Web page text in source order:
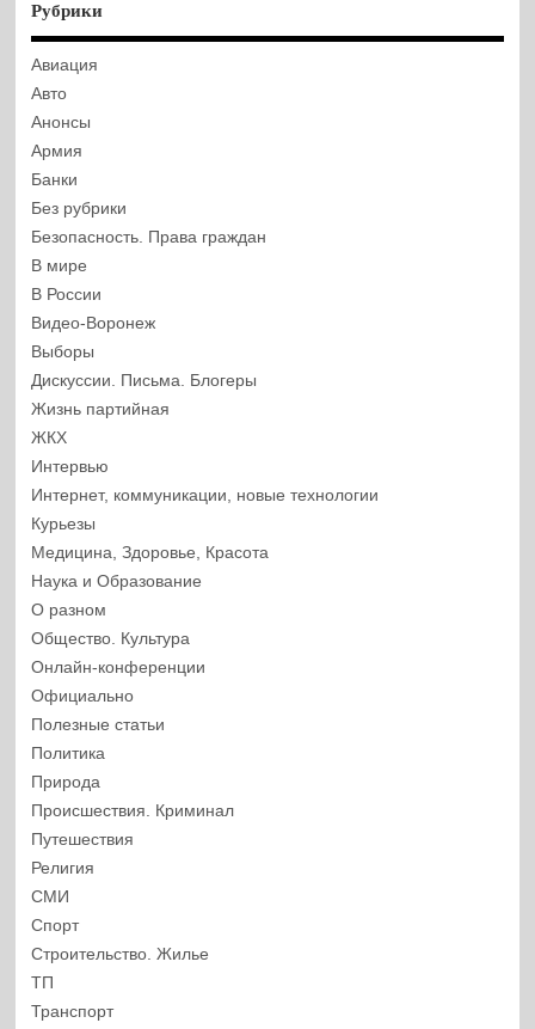
Рубрики
Авиация
Авто
Анонсы
Армия
Банки
Без рубрики
Безопасность. Права граждан
В мире
В России
Видео-Воронеж
Выборы
Дискуссии. Письма. Блогеры
Жизнь партийная
ЖКХ
Интервью
Интернет, коммуникации, новые технологии
Курьезы
Медицина, Здоровье, Красота
Наука и Образование
О разном
Общество. Культура
Онлайн-конференции
Официально
Полезные статьи
Политика
Природа
Происшествия. Криминал
Путешествия
Религия
СМИ
Спорт
Строительство. Жилье
ТП
Транспорт